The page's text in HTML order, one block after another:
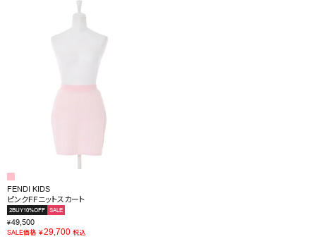
FENDI KIDS
ピンクFFニットスカート
2BUY10%OFF SALE
¥49,500
SALE価格 ¥29,700 税込